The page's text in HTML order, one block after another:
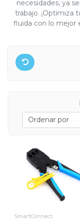
necesidades, ya
trabajo. ¡Optimiza
fluida con lo mejor
SmartConnect